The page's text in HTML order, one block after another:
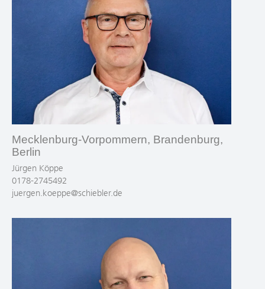
Mecklenburg-Vorpommern, Brandenburg,
Berlin
Jürgen Köppe
0178-2745492
juergen.koeppe@schiebler.de